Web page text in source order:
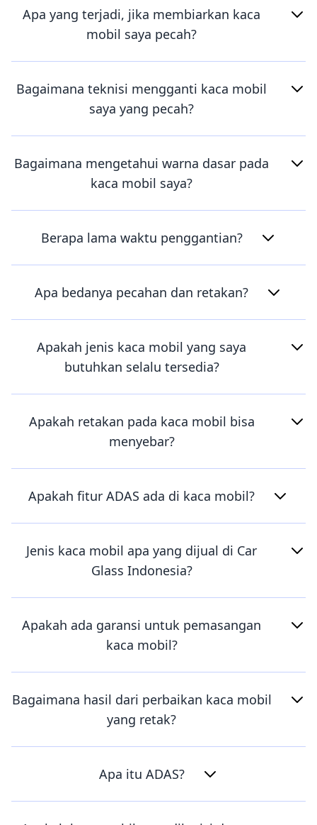
Apa yang terjadi, jika membiarkan kaca
mobil saya pecah?
Bagaimana teknisi mengganti kaca mobil
saya yang pecah?
Bagaimana mengetahui warna dasar pada
kaca mobil saya?
Berapa lama waktu penggantian?
Apa bedanya pecahan dan retakan?
Apakah jenis kaca mobil yang saya
butuhkan selalu tersedia?
Apakah retakan pada kaca mobil bisa
menyebar?
Apakah fitur ADAS ada di kaca mobil?
Jenis kaca mobil apa yang dijual di Car
Glass Indonesia?
Apakah ada garansi untuk pemasangan
kaca mobil?
Bagaimana hasil dari perbaikan kaca mobil
yang retak?
Apa itu ADAS?